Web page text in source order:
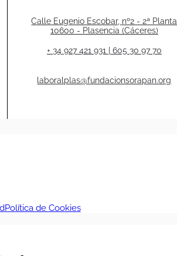
Calle Eugenio Escobar, nº2 - 2ª Planta
10600 - Plasencia (Cáceres)
+ 34 927 421 931 | 605 30 97 70
laboralplas@fundacionsorapan.org
Política de Cookies